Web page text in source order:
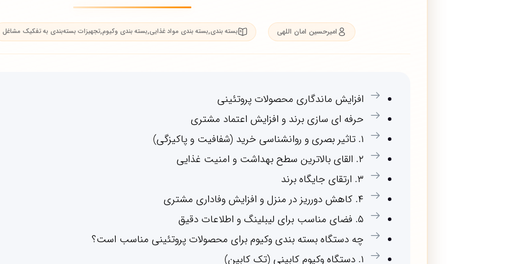
امیرحسین امان اللهی بسته بندی,بسته بندی مواد غذایی,بسته بندی وکیوم,تجهیزات بسته‌بندی به تفکیک مشاغل
افزایش ماندگاری محصولات پروتئینی
حرفه ای سازی برند و افزایش اعتماد مشتری
۱. تاثیر بصری و روانشناسی خرید (شفافیت و پاکیزگی)
۲. القای بالاترین سطح بهداشت و امنیت غذایی
۳. ارتقای جایگاه برند
۴. کاهش دورریز در منزل و افزایش وفاداری مشتری
۵. فضای مناسب برای لیبلینگ و اطلاعات دقیق
چه دستگاه بسته بندی وکیوم برای محصولات پروتئینی مناسب است؟
۱. دستگاه وکیوم کابینی (تک کابین)